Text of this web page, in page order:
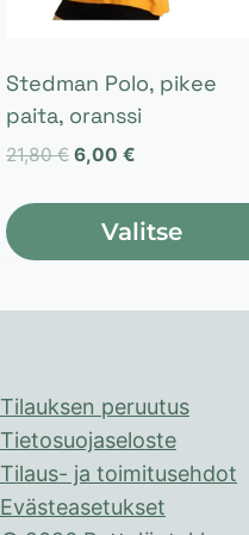
Stedman Polo, pikee
paita, oranssi
21,80€ Alkuperäinen
21,80 €.
6,00 €
6,00 €.
Valitse
tuotteella
muunnelma.
Voit
tehdä
valinnat
Tilauksen peruutus
Tietosuojaseloste
Tilaus- ja toimitusehdot
Evästeasetukset